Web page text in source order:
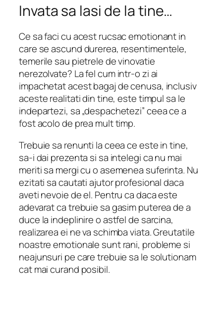
Invata sa lasi de la tine…
Ce sa faci cu acest rucsac emotionant in
care se ascund durerea, resentimentele,
temerile sau pietrele de vinovatie
nerezolvate? La fel cum intr-o zi ai
impachetat acest bagaj de cenusa, inclusiv
aceste realitati din tine, este timpul sa le
indepartezi, sa „despachetezi” ceea ce a
fost acolo de prea mult timp.
Trebuie sa renunti la ceea ce este in tine,
sa-i dai prezenta si sa intelegi ca nu mai
meriti sa mergi cu o asemenea suferinta. Nu
ezitati sa cautati ajutor profesional daca
aveti nevoie de el. Pentru ca daca este
adevarat ca trebuie sa gasim puterea de a
duce la indeplinire o astfel de sarcina,
realizarea ei ne va schimba viata. Greutatile
noastre emotionale sunt rani, probleme si
neajunsuri pe care trebuie sa le solutionam
cat mai curand posibil.